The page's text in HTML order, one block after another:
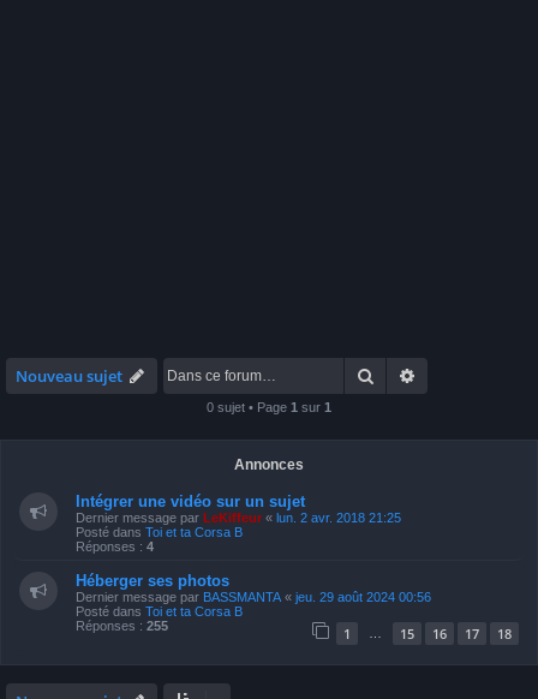
Nouveau sujet Rechercher
0 sujet • Page 1 sur 1
Annonces
Intégrer une vidéo sur un sujet
Dernier message par LeKiffeur « lun. 2 avr. 2018 21:25
Posté dans Toi et ta Corsa B
Réponses : 4
Héberger ses photos
Dernier message par BASSMANTA « jeu. 29 août 2024 00:56
Posté dans Toi et ta Corsa B
Réponses : 255 1 15 16 17 18